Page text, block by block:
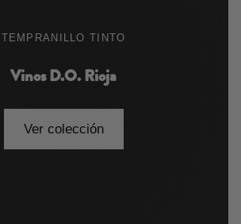
TEMPRANILLO TINTO
Vinos D.O. Rioja
Ver colección